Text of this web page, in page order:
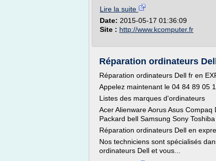
Lire la suite
Date: 2015-05-17 01:36:09
Site : http://www.kcomputer.fr
Réparation ordinateurs
Réparation ordinateurs Dell fr en
Appelez maintenant le 04 84 89 05
Listes des marques d'ordinateurs
Acer Alienware Aorus Asus
Packard bell Samsung Sony
Réparation ordinateurs Dell en
Nos techniciens sont spécialisés
ordinateurs Dell et vous...